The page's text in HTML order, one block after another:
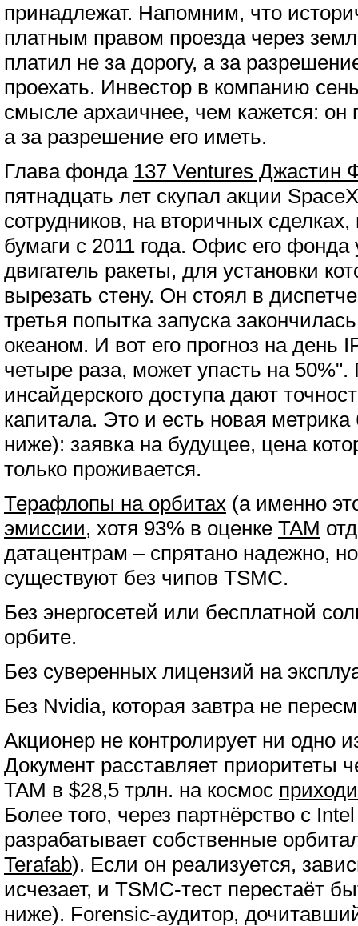
принадлежат. Напомним, что
платным правом проезда через
платил не за дорогу, а за
проехать. Инвестор в компанию
смысле архаичнее, чем кажется: он
а за разрешение его иметь.
Глава фонда 137 Ventures
пятнадцать лет скупал акции
сотрудников, на вторичных
бумаги с 2011 года. Офис его
двигатель ракеты, для установки
вырезать стену. Он стоял в
третья попытка запуска
океаном. И вот его прогноз на день
четыре раза, может упасть на 50%".
инсайдерского доступа дают
капитала. Это и есть новая
ниже): заявка на будущее, цена
только проживается.
Терафлопы на орбитах (а именно
эмиссии, хотя 93% в оценке TAM
датацентрам – спрятано надежно,
существуют без чипов TSMC.
Без энергосетей или бесплатной
орбите.
Без суверенных лицензий на
Без Nvidia, которая завтра не
Акционер не контролирует ни одно
Документ расставляет приоритеты
TAM в $28,5 трлн. на космос
Более того, через партнёрство с
разрабатывает собственные
Terafab). Если он реализуется,
исчезает, и TSMC-тест перестаёт
ниже). Forensic-аудитор,